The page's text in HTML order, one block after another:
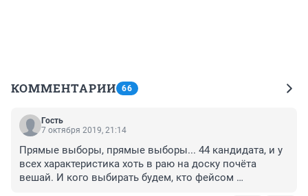
КОММЕНТАРИИ 66
Гость
7 октября 2019, 21:14
Прямые выборы, прямые выборы... 44 кандидата, и у
всех характеристика хоть в раю на доску почёта
вешай. И кого выбирать будем, кто фейсом